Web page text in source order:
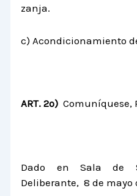
zanja.
c) Acondicionamiento
ART. 2º) Comuníquese,
Dado en Sala de
Deliberante, 8 de mayo